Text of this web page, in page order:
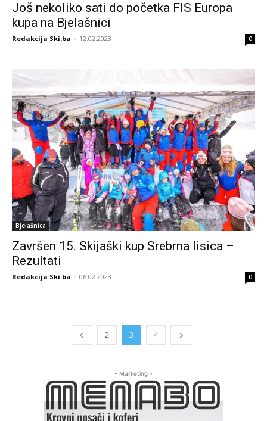
Još nekoliko sati do početka FIS Europa
kupa na Bjelašnici
Redakcija Ski.ba - 12.02.2023 0
Bjelašnica
Završen 15. Skijaški kup Srebrna lisica –
Rezultati
Redakcija Ski.ba - 06.02.2023 0
2 3 4
- Marketing -